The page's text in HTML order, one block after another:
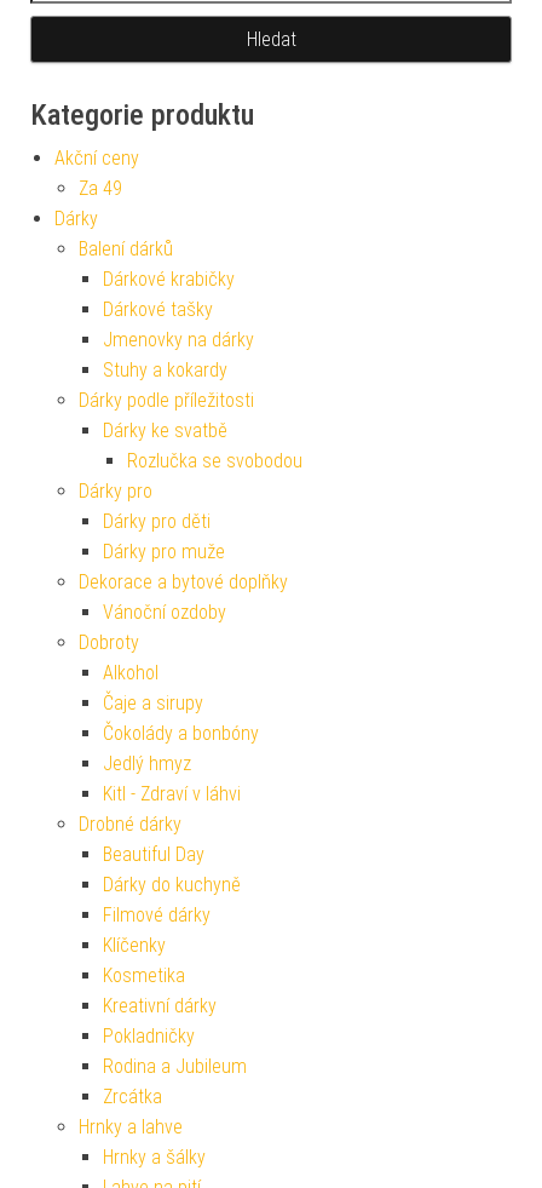
Kategorie produktu
Akční ceny
Za 49
Dárky
Balení dárků
Dárkové krabičky
Dárkové tašky
Jmenovky na dárky
Stuhy a kokardy
Dárky podle příležitosti
Dárky ke svatbě
Rozlučka se svobodou
Dárky pro
Dárky pro děti
Dárky pro muže
Dekorace a bytové doplňky
Vánoční ozdoby
Dobroty
Alkohol
Čaje a sirupy
Čokolády a bonbóny
Jedlý hmyz
Kitl - Zdraví v láhvi
Drobné dárky
Beautiful Day
Dárky do kuchyně
Filmové dárky
Klíčenky
Kosmetika
Kreativní dárky
Pokladničky
Rodina a Jubileum
Zrcátka
Hrnky a lahve
Hrnky a šálky